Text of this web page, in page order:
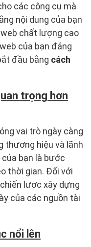
các công cụ mà
nội dung của bạn
chất lượng cao
của bạn đáng
đầu bằng cách
trọng hơn
vai trò ngày càng
thương hiệu và lãnh
bạn là bước
thời gian. Đối với
lược xây dựng
của các nguồn tài
nổi lên